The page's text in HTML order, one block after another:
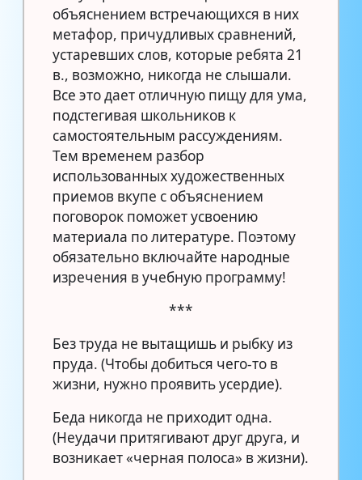
объяснением встречающихся в них
метафор, причудливых сравнений,
устаревших слов, которые ребята 21
в., возможно, никогда не слышали.
Все это дает отличную пищу для ума,
подстегивая школьников к
самостоятельным рассуждениям.
Тем временем разбор
использованных художественных
приемов вкупе с объяснением
поговорок поможет усвоению
материала по литературе. Поэтому
обязательно включайте народные
изречения в учебную программу!
***
Без труда не вытащишь и рыбку из
пруда. (Чтобы добиться чего-то в
жизни, нужно проявить усердие).
Беда никогда не приходит одна.
(Неудачи притягивают друг друга, и
возникает «черная полоса» в жизни).